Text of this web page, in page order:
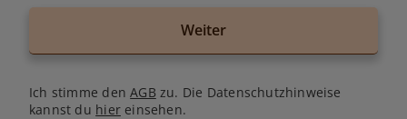
Weiter
Ich stimme denAGB zu. Die Datenschutzhinweise
kannst du hiereinsehen.